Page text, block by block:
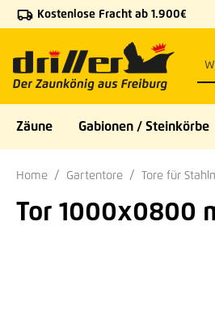
Hauptinhalt springen
Zur Suche springen
Zur Hauptnavigation springen
Kostenlose Fracht ab 1.900€
Zäune Gabionen / Steinkörbe
Home Gartentore Tore für
Tor 1000x0800